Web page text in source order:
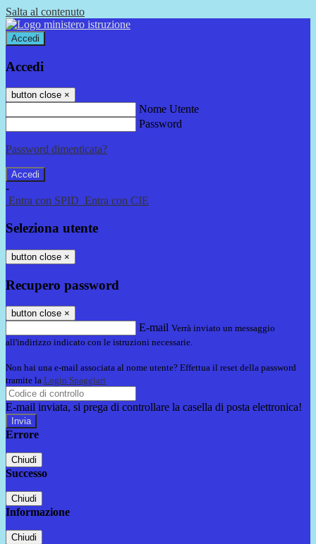
Salta al contenuto
Accedi
Accedi
button close ×
Nome Utente
Password
Password dimenticata?
-
Entra con SPID Entra con CIE
Seleziona utente
button close ×
Recupero password
button close ×
E-mail Verrà inviato un messaggio
all'indirizzo indicato con le istruzioni necessarie.
Non hai una e-mail associata al nome utente? Effettua il reset della password
tramite la Login Spaggiari
E-mail inviata, si prega di controllare la casella di posta elettronica!
Errore
Chiudi
Successo
Chiudi
Informazione
Chiudi